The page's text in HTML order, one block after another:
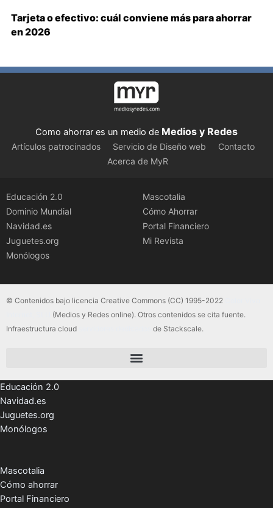
Tarjeta o efectivo: cuál conviene más para ahorrar
en 2026
Como ahorrar es un medio de Medios y Redes
Artículos patrocinados Servicio de Diseño web
Contacto
Acerca de MyR
Educación 2.0
Dominio Mundial
Navidad.es
Juguetes.org
Monólogos
Mascotalia
Cómo Ahorrar
Portal Financiero
Mi Revista
© Contenidos bajo licencia Creative Commons (CC) 1995-2022
(Medios y Redes online). Otros contenidos se cita fuente.
Infraestructura cloud
de Stackscale.
Educación 2.0
Navidad.es
Juguetes.org
Monólogos
Mascotalia
Cómo ahorrar
Portal Financiero